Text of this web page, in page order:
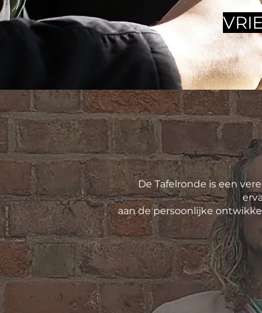
De Tafelronde is een
aan de persoonlijke